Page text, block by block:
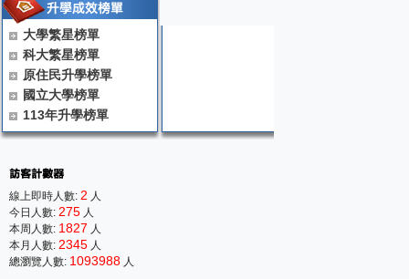
大學繁星榜單
科大繁星榜單
原住民升學榜單
國立大學榜單
113年升學榜單
線上即時人數: 2 人
今日人數: 275 人
本周人數: 1827 人
本月人數: 2345 人
總瀏覽人數: 1093988 人